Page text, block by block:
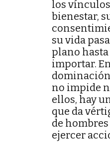
los
bienestar,
su vida
plano hasta
importar.
no impide
ellos, hay
que da
de
ejercer